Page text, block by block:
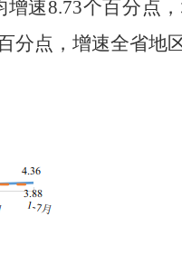
增速8.73个百分点
分点，增速全省地